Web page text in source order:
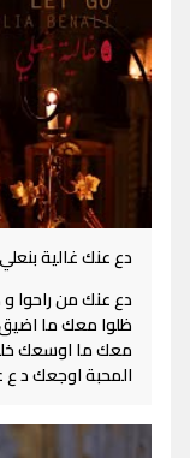
دع عنك غالية بنعلي
دع عنك من
ظلوا معك ما
معك ما اوسعك
المحبة اوجعك د ع